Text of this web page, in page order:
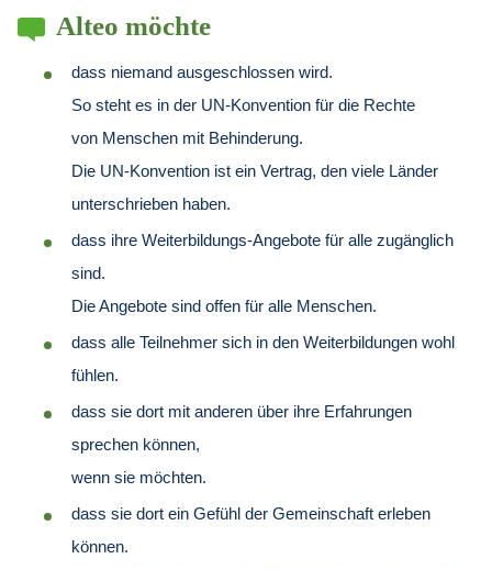
Alteo möchte
dass niemand ausgeschlossen wird.
So steht es in der UN-Konvention für die Rechte
von Menschen mit Behinderung.
Die UN-Konvention ist ein Vertrag, den viele Länder
unterschrieben haben.
dass ihre Weiterbildungs-Angebote für alle zugänglich
sind.
Die Angebote sind offen für alle Menschen.
dass alle Teilnehmer sich in den Weiterbildungen wohl
fühlen.
dass sie dort mit anderen über ihre Erfahrungen
sprechen können,
wenn sie möchten.
dass sie dort ein Gefühl der Gemeinschaft erleben
können.